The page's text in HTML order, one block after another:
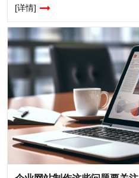
[详情]